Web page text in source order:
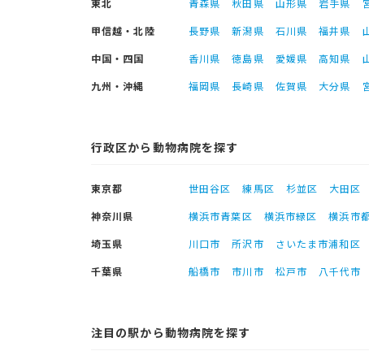
東北 青森県 秋田県 山形県 岩手県
甲信越・北陸
長野県 新潟県 石川県 福井県
中国・四国
香川県 徳島県 愛媛県 高知県
九州・沖縄
福岡県 長崎県 佐賀県 大分県
行政区から動物病院を探す
東京都 世田谷区 練馬区 杉並区 大田区
神奈川県
横浜市青葉区 横浜市緑区 横浜市
埼玉県
川口市 所沢市 さいたま市浦和区
千葉県
船橋市 市川市 松戸市 八千代市
注目の駅から動物病院を探す